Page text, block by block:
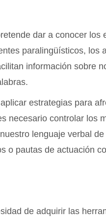
dar a conocer los
paralingüísticos, los
información sobre
estrategias para
necesario controlar los
lenguaje verbal
o pautas de actuación
de adquirir las